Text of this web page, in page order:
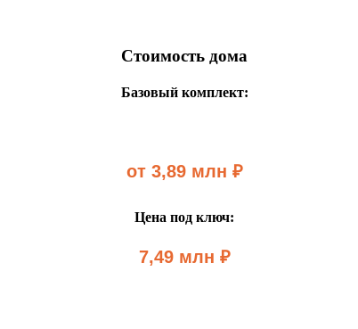
Стоимость дома
Базовый комплект:
от 3,89 млн ₽
Цена под ключ:
7,49 млн ₽